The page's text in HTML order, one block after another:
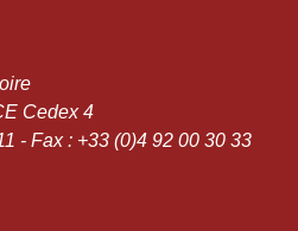
Cedex 4
- Fax : +33 (0)4 92 00 30 33